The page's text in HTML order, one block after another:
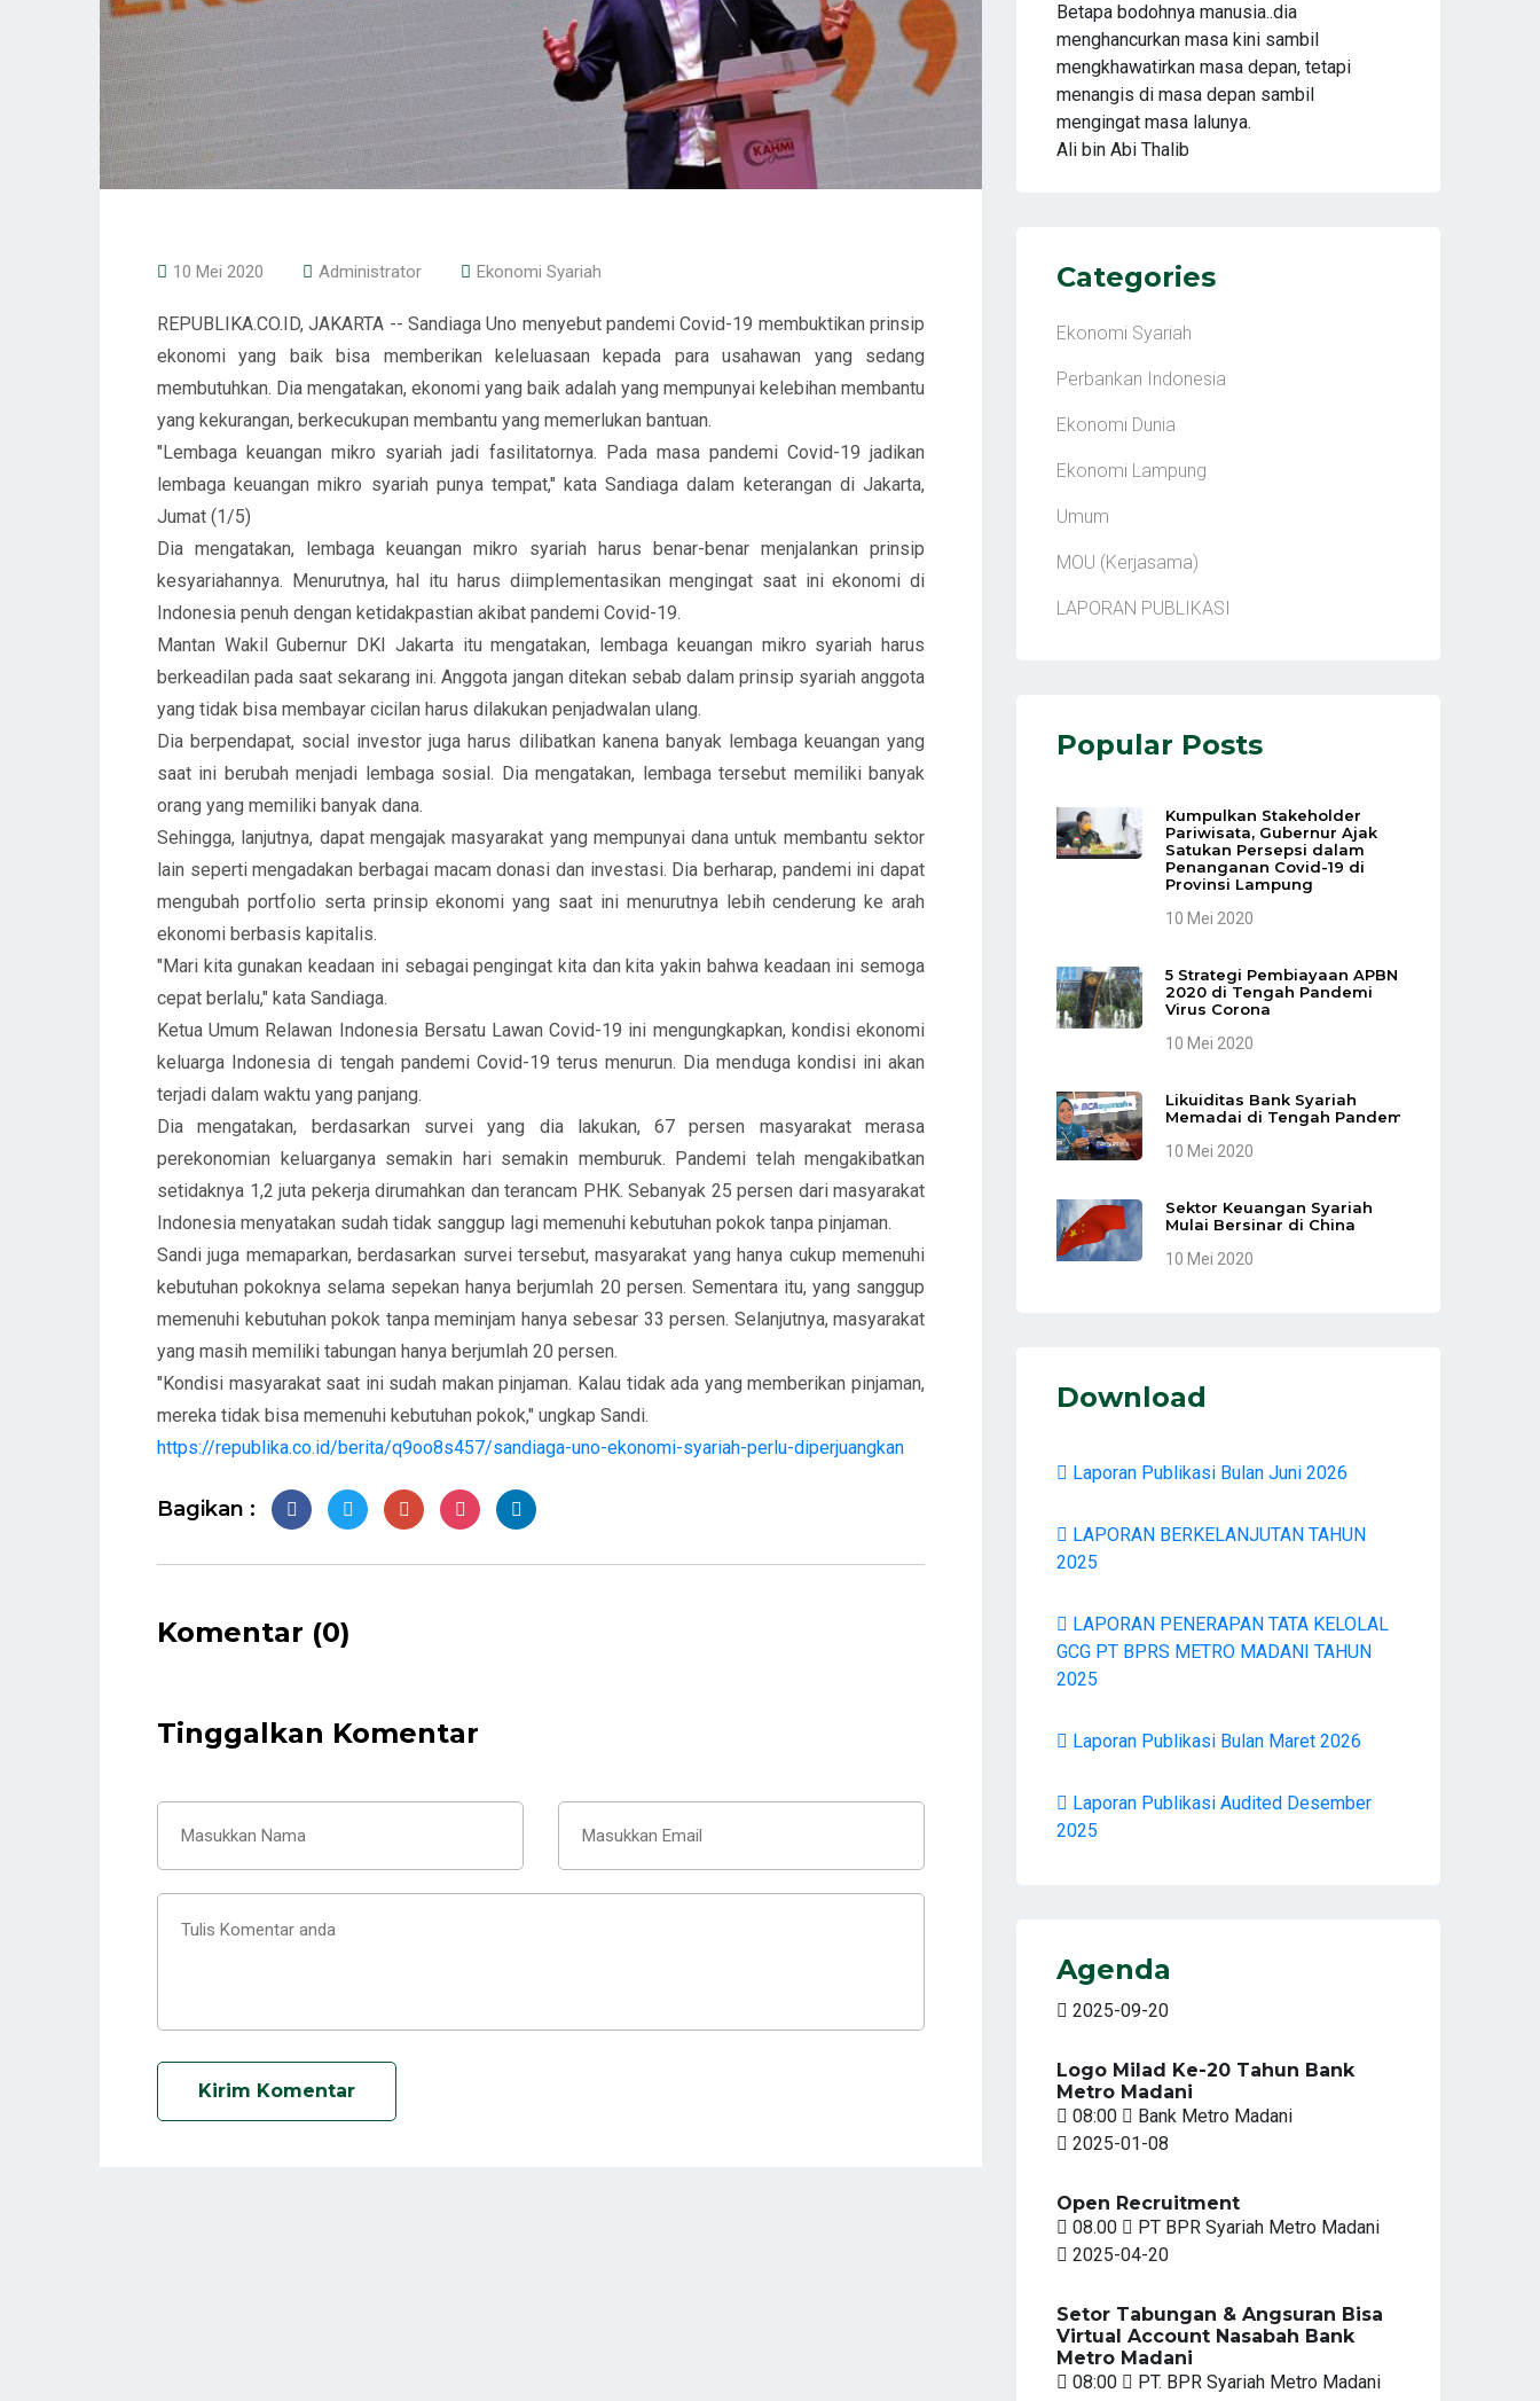
10 Mei 2020 Administrator Ekonomi Syariah
REPUBLIKA.CO.ID, JAKARTA -- Sandiaga Uno menyebut pandemi Covid-19 membuktikan prinsip
ekonomi yang baik bisa memberikan keleluasaan kepada para usahawan yang sedang
membutuhkan. Dia mengatakan, ekonomi yang baik adalah yang mempunyai kelebihan membantu
yang kekurangan, berkecukupan membantu yang memerlukan bantuan.
"Lembaga keuangan mikro syariah jadi fasilitatornya. Pada masa pandemi Covid-19 jadikan
lembaga keuangan mikro syariah punya tempat," kata Sandiaga dalam keterangan di Jakarta,
Jumat (1/5)
Dia mengatakan, lembaga keuangan mikro syariah harus benar-benar menjalankan prinsip
kesyariahannya. Menurutnya, hal itu harus diimplementasikan mengingat saat ini ekonomi di
Indonesia penuh dengan ketidakpastian akibat pandemi Covid-19.
Mantan Wakil Gubernur DKI Jakarta itu mengatakan, lembaga keuangan mikro syariah harus
berkeadilan pada saat sekarang ini. Anggota jangan ditekan sebab dalam prinsip syariah anggota
yang tidak bisa membayar cicilan harus dilakukan penjadwalan ulang.
Dia berpendapat, social investor juga harus dilibatkan kanena banyak lembaga keuangan yang
saat ini berubah menjadi lembaga sosial. Dia mengatakan, lembaga tersebut memiliki banyak
orang yang memiliki banyak dana.
Sehingga, lanjutnya, dapat mengajak masyarakat yang mempunyai dana untuk membantu sektor
lain seperti mengadakan berbagai macam donasi dan investasi. Dia berharap, pandemi ini dapat
mengubah portfolio serta prinsip ekonomi yang saat ini menurutnya lebih cenderung ke arah
ekonomi berbasis kapitalis.
"Mari kita gunakan keadaan ini sebagai pengingat kita dan kita yakin bahwa keadaan ini semoga
cepat berlalu," kata Sandiaga.
Ketua Umum Relawan Indonesia Bersatu Lawan Covid-19 ini mengungkapkan, kondisi ekonomi
keluarga Indonesia di tengah pandemi Covid-19 terus menurun. Dia menduga kondisi ini akan
terjadi dalam waktu yang panjang.
Dia mengatakan, berdasarkan survei yang dia lakukan, 67 persen masyarakat merasa
perekonomian keluarganya semakin hari semakin memburuk. Pandemi telah mengakibatkan
setidaknya 1,2 juta pekerja dirumahkan dan terancam PHK. Sebanyak 25 persen dari masyarakat
Indonesia menyatakan sudah tidak sanggup lagi memenuhi kebutuhan pokok tanpa pinjaman.
Sandi juga memaparkan, berdasarkan survei tersebut, masyarakat yang hanya cukup memenuhi
kebutuhan pokoknya selama sepekan hanya berjumlah 20 persen. Sementara itu, yang sanggup
memenuhi kebutuhan pokok tanpa meminjam hanya sebesar 33 persen. Selanjutnya, masyarakat
yang masih memiliki tabungan hanya berjumlah 20 persen.
"Kondisi masyarakat saat ini sudah makan pinjaman. Kalau tidak ada yang memberikan pinjaman,
mereka tidak bisa memenuhi kebutuhan pokok," ungkap Sandi.
https://republika.co.id/berita/q9oo8s457/sandiaga-uno-ekonomi-syariah-perlu-diperjuangkan
Bagikan :
Komentar (0)
Tinggalkan Komentar
Kirim Komentar
Betapa bodohnya manusia..dia
menghancurkan masa kini sambil
mengkhawatirkan masa depan, tetapi
menangis di masa depan sambil
mengingat masa lalunya.
Ali bin Abi Thalib
Categories
Ekonomi Syariah
Perbankan Indonesia
Ekonomi Dunia
Ekonomi Lampung
Umum
MOU (Kerjasama)
LAPORAN PUBLIKASI
Popular Posts
Kumpulkan Stakeholder
Pariwisata, Gubernur Ajak
Satukan Persepsi dalam
Penanganan Covid-19 di
Provinsi Lampung
10 Mei 2020
5 Strategi Pembiayaan APBN
2020 di Tengah Pandemi
Virus Corona
10 Mei 2020
Likuiditas Bank Syariah
Memadai di Tengah Pandemi
10 Mei 2020
Sektor Keuangan Syariah
Mulai Bersinar di China
10 Mei 2020
Download
Laporan Publikasi Bulan Juni 2026
LAPORAN BERKELANJUTAN TAHUN
2025
LAPORAN PENERAPAN TATA KELOLAL
GCG PT BPRS METRO MADANI TAHUN
2025
Laporan Publikasi Bulan Maret 2026
Laporan Publikasi Audited Desember
2025
Agenda
2025-09-20
Logo Milad Ke-20 Tahun Bank
Metro Madani
08:00
Bank Metro Madani
2025-01-08
Open Recruitment
08.00
PT BPR Syariah Metro Madani
2025-04-20
Setor Tabungan & Angsuran Bisa
Virtual Account Nasabah Bank
Metro Madani
08:00
PT. BPR Syariah Metro Madani